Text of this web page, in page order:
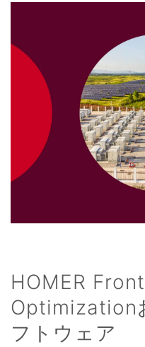
HOMER
Optimization
フトウェア